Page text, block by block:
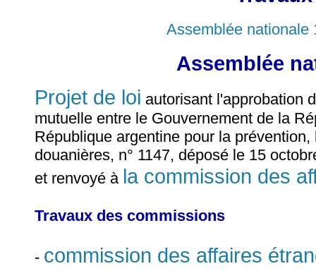
Assemblée nationale
Assemblée
Projet de loi autorisant l'approbation
mutuelle entre le Gouvernement de la
République argentine pour la
douanières, n° 1147, déposé le 15
et renvoyé à la commission des
Travaux des commissions
- commission des affaires